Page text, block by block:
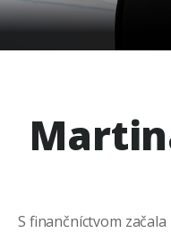
S finančníctvom